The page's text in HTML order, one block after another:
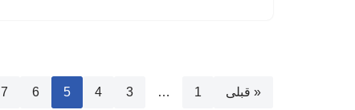
« قبلی 1
…
3
4
5
6
7